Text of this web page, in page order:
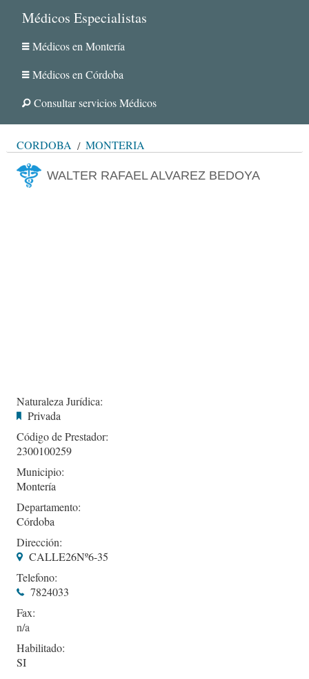
Médicos Especialistas
Médicos en Montería
Médicos en Córdoba
Consultar servicios Médicos
CÓRDOBA MONTERÍA
WALTER RAFAEL ALVAREZ BEDOYA
Naturaleza Jurídica:
Privada
Código de Prestador:
2300100259
Municipio:
Montería
Departamento:
Córdoba
Dirección:
CALLE26Nº6-35
Telefono:
7824033
Fax:
Habilitado:
SI